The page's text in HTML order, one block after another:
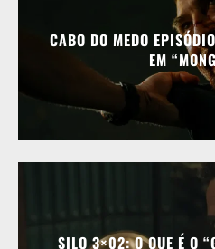
CABO DO MEDO
EM
SILO 3×02: O QUE É O